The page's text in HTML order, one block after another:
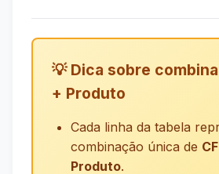
💡 Dica sobre
+ Produto
Cada linha da tabela
combinação única de
Produto.